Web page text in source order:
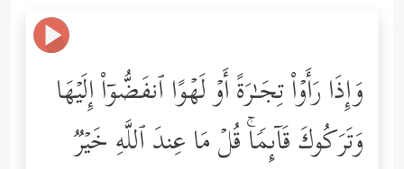
وَإِذَا رَأَوۡاْ تِجَـٰرَةً أَوۡ لَهۡوًا ٱنفَضُّوۤاْ إِلَیۡهَا
وَتَرَكُوكَ قَاۤىِٕمࣰاۚ قُلۡ مَا عِندَ ٱللَّهِ خَیۡرࣱ